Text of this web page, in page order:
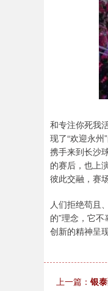
和专注你死我
现了“欢迎永
携手来到长沙
的赛后，也上
彼此交融，赛
人们拒绝苟且
的”理念，它
创新的精神呈
上一篇： 银